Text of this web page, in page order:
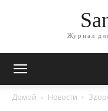
Журнал
Домой Новости